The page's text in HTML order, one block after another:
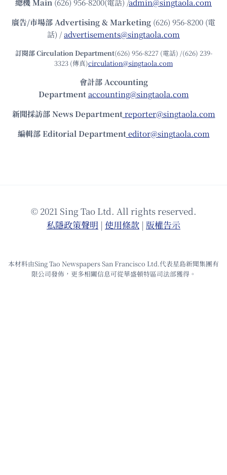
總機Main (626) 956-8200(電話) /admin@singtaola.com
廣告/市場部Advertising & Marketing (626) 956-8200 (電
話) /advertisements@singtaola.com
訂閱部 Circulation Department(626) 956-8227 (電話) /(626) 239-
3323 (傳真)circulation@singtaola.com
會計部 Accounting
Department accounting@singtaola.com
新聞採訪部 News Department reporter@singtaola.com
編輯部 Editorial Department editor@singtaola.com
© 2021 Sing Tao Ltd. All rights reserved.
私隱政策聲明 | 使⽤條款 | 版權告⽰
本材料由Sing Tao Newspapers San Francisco Ltd.代表星島新聞集團有
限公司發佈，更多相關信息可從華盛頓特區司法部獲得。